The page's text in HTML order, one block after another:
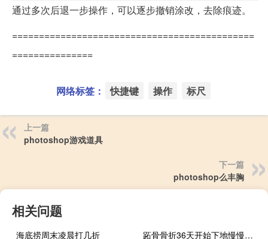
通过多次后退一步操作，可以逐步撤销涂改，去除痕迹。
=============================================
===============
网络标签： 快捷键 操作 标尺
上一篇
photoshop游戏道具
下一篇
photoshop么丰胸
相关问题
海底捞周末凌晨打几折
跖骨骨折36天开始下地慢慢走（跖骨骨折7天下地走路的危害）